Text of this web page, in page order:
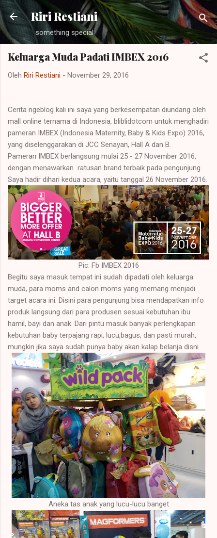
Langsung ke konten utama
Riri Restiani
something special
Keluarga Muda Padati IMBEX 2016
Oleh Riri Restiani - November 29, 2016
Cerita ngeblog kali ini saya yang berkesempatan diundang oleh
mall online ternama di Indonesia, bliblidotcom untuk menghadiri
pameran IMBEX (Indonesia Maternity, Baby & Kids Expo) 2016,
yang diselenggarakan di JCC Senayan, Hall A dan B.
Pameran IMBEX berlangsung mulai 25 - 27 November 2016,
dengan menawarkan ratusan brand terbaik pada pengunjung.
Saya hadir dihari kedua acara, yaitu tanggal 26 November 2016.
Pic: Fb IMBEX 2016
Begitu saya masuk tempat ini sudah dipadati oleh keluarga
muda, para moms and calon moms yang memang menjadi
target acara ini. Disini para pengunjung bisa mendapatkan info
produk langsung dari para produsen sesuai kebutuhan ibu
hamil, bayi dan anak. Dari pintu masuk banyak perlengkapan
kebutuhan baby terpajang rapi, lucu,bagus, dan pasti murah,
mungkin jika saya sudah punya baby akan kalap belanja disni.
Aneka tas anak yang lucu-lucu banget